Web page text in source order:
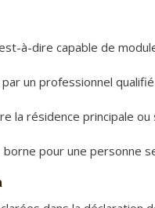
à-dire capable de
un professionnel
la résidence principale
pour une personne